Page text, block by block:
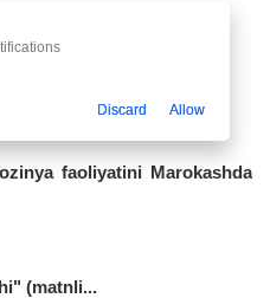
faoliyatini Marokashda
(matnli...
Discard Allow